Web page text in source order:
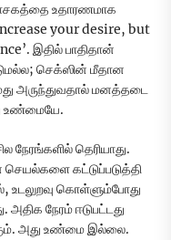
உதாரணமாக
your desire, but
இதில் பாதிதான்
செக்ஸின் மீதான
அருந்துவதால் மனத்தடை
உண்மையே.
நேரங்களில் தெரியாது.
கட்டுப்படுத்தி
உடலுறவு கொள்ளும்போது
நேரம் ஈடுபட்டது
அது உண்மை இல்லை.